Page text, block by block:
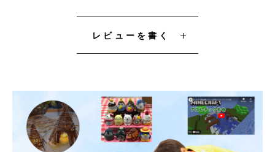
レビューを書く